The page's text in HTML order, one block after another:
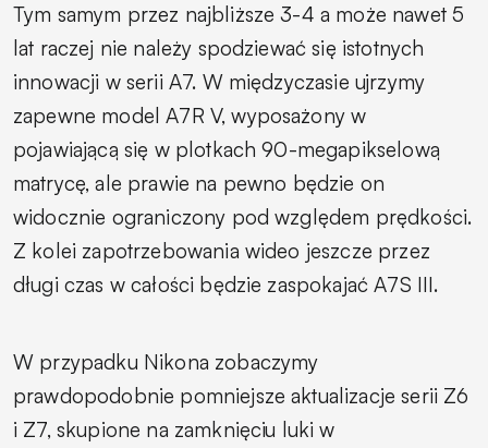
Tym samym przez najbliższe 3-4 a może nawet 5
lat raczej nie należy spodziewać się istotnych
innowacji w serii A7. W międzyczasie ujrzymy
zapewne model A7R V, wyposażony w
pojawiającą się w plotkach 90-megapikselową
matrycę, ale prawie na pewno będzie on
widocznie ograniczony pod względem prędkości.
Z kolei zapotrzebowania wideo jeszcze przez
długi czas w całości będzie zaspokajać A7S III.
W przypadku Nikona zobaczymy
prawdopodobnie pomniejsze aktualizacje serii Z6
i Z7, skupione na zamknięciu luki w